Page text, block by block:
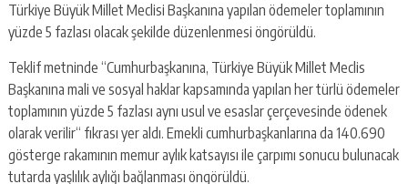
Türkiye Büyük Millet Meclisi Başkanına yapılan ödemeler toplamının
yüzde 5 fazlası olacak şekilde düzenlenmesi öngörüldü.
Teklif metninde “Cumhurbaşkanına, Türkiye Büyük Millet Meclis
Başkanına mali ve sosyal haklar kapsamında yapılan her türlü ödemeler
toplamının yüzde 5 fazlası aynı usul ve esaslar çerçevesinde ödenek
olarak verilir“ fıkrası yer aldı. Emekli cumhurbaşkanlarına da 140.690
gösterge rakamının memur aylık katsayısı ile çarpımı sonucu bulunacak
tutarda yaşlılık aylığı bağlanması öngörüldü.